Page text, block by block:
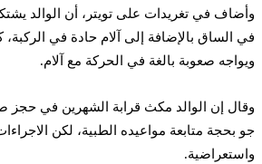
وأضاف في تغريدات على تويتر، أن الوالد
في الساق بالإضافة إلى آلام حادة في
ويواجه صعوبة بالغة في الحركة مع آلام.
جو بحجة متابعة مواعيده الطبية، لكن
واستعراضية.